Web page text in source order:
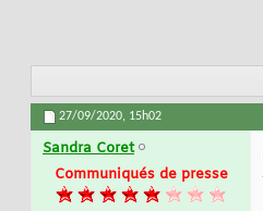
27/09/2020, 15h02
Sandra Coret
Communiqués de presse